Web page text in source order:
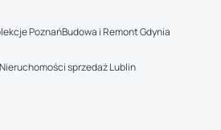
PoznańBudowa i Remont Gdynia
Nieruchomości sprzedaż Lublin